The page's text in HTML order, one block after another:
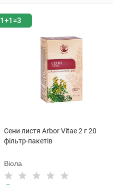
1+1=3
Сени листя Arbor Vitae 2 г 20
фільтр-пакетів
Віола